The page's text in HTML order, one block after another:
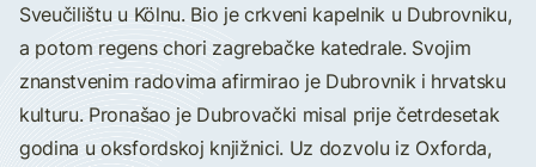
Sveučilištu u Kölnu. Bio je crkveni kapelnik u Dubrovniku,
a potom regens chori zagrebačke katedrale. Svojim
znanstvenim radovima afirmirao je Dubrovnik i hrvatsku
kulturu. Pronašao je Dubrovački misal prije četrdesetak
godina u oksfordskoj knjižnici. Uz dozvolu iz Oxforda,